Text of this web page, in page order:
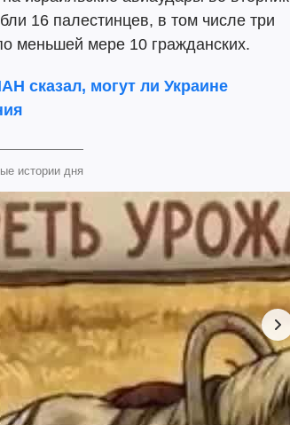
16 палестинцев, в том числе три
меньшей мере 10 гражданских.
сказал, могут ли Украине
истории дня